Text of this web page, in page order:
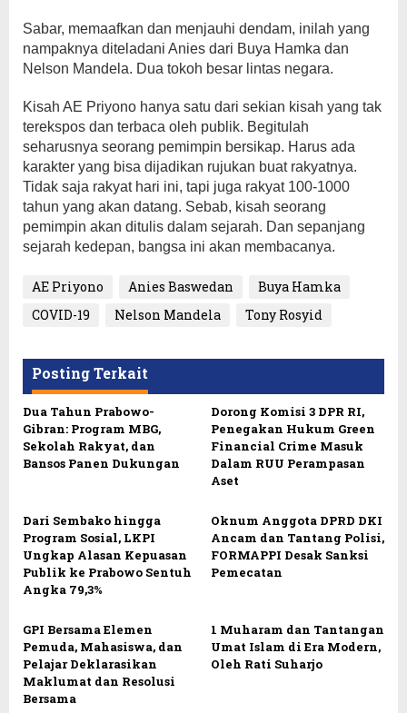
Sabar, memaafkan dan menjauhi dendam, inilah yang
nampaknya diteladani Anies dari Buya Hamka dan
Nelson Mandela. Dua tokoh besar lintas negara.
Kisah AE Priyono hanya satu dari sekian kisah yang tak
terekspos dan terbaca oleh publik. Begitulah
seharusnya seorang pemimpin bersikap. Harus ada
karakter yang bisa dijadikan rujukan buat rakyatnya.
Tidak saja rakyat hari ini, tapi juga rakyat 100-1000
tahun yang akan datang. Sebab, kisah seorang
pemimpin akan ditulis dalam sejarah. Dan sepanjang
sejarah kedepan, bangsa ini akan membacanya.
AE Priyono Anies Baswedan
Buya Hamka
COVID-19
Nelson Mandela Tony Rosyid
Posting Terkait
Dua Tahun Prabowo-
Gibran: Program MBG,
Sekolah Rakyat, dan
Bansos Panen Dukungan
Dorong Komisi 3 DPR RI,
Penegakan Hukum Green
Financial Crime Masuk
Dalam RUU Perampasan
Aset
Dari Sembako hingga
Program Sosial, LKPI
Ungkap Alasan Kepuasan
Publik ke Prabowo Sentuh
Angka 79,3%
Oknum Anggota DPRD DKI
Ancam dan Tantang Polisi,
FORMAPPI Desak Sanksi
Pemecatan
GPI Bersama Elemen
Pemuda, Mahasiswa, dan
Pelajar Deklarasikan
Maklumat dan Resolusi
Bersama
1 Muharam dan Tantangan
Umat Islam di Era Modern,
Oleh Rati Suharjo